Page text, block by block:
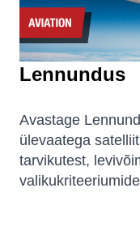
Lennundus
Avastage
ülevaatega
tarvikutest,